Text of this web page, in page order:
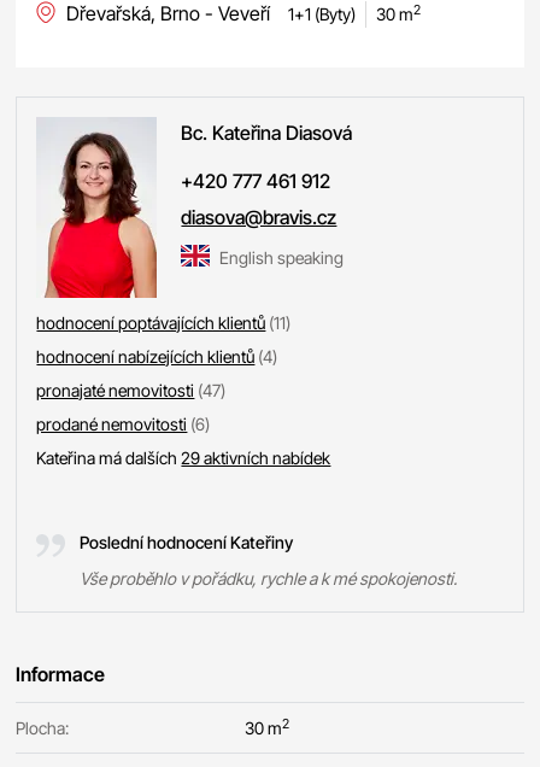
Dřevařská, Brno - Veveří 1+1 (Byty) 30 m2
Bc. Kateřina Diasová
+420 777 461 912
diasova@bravis.cz
English speaking
hodnocení poptávajících klientů (11)
hodnocení nabízejících klientů (4)
pronajaté nemovitosti (47)
prodané nemovitosti (6)
Kateřina má dalších29 aktivních nabídek
Poslední hodnocení Kateřiny
Vše proběhlo v pořádku, rychle a k mé spokojenosti.
Informace
Plocha: 30 m2